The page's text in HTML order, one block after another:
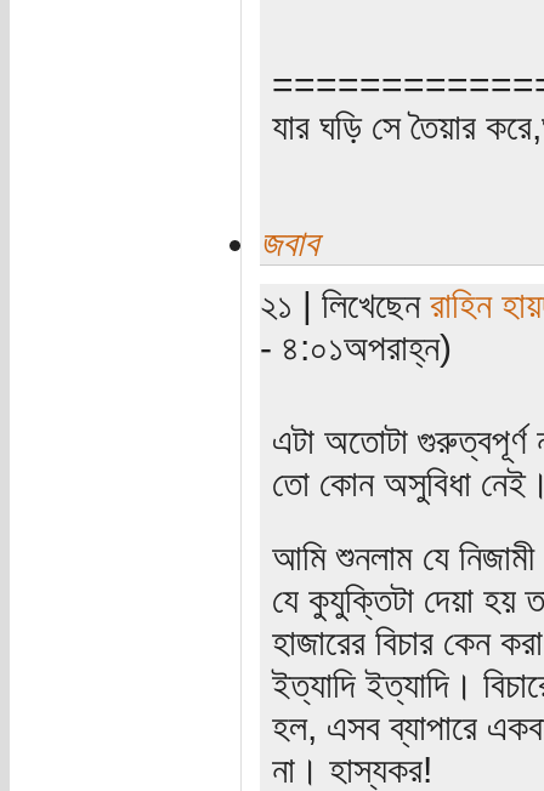
যার ঘড়ি সে তৈয়ার
জবাব
২১ | লিখেছেন রাহিন
- ৪:০১অপরাহ্ন)
এটা অতোটা গুরুত্বপূর্ণ
তো কোন অসুবিধা
আমি শুনলাম যে
যে কুযুক্তিটা দেয়া হয়
হাজারের বিচার কেন
ইত্যাদি ইত্যাদি।
হল, এসব ব্যাপারে
না। হাস্যকর!